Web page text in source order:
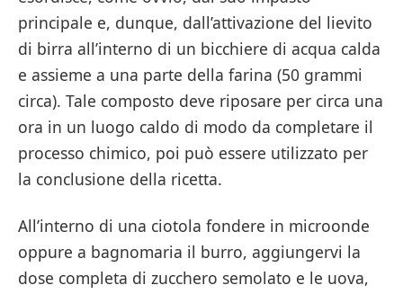
principale e, dunque, dall’attivazione del lievito
di birra all’interno di un bicchiere di acqua calda
e assieme a una parte della farina (50 grammi
circa). Tale composto deve riposare per circa una
ora in un luogo caldo di modo da completare il
processo chimico, poi può essere utilizzato per
la conclusione della ricetta.
All’interno di una ciotola fondere in microonde
oppure a bagnomaria il burro, aggiungervi la
dose completa di zucchero semolato e le uova,